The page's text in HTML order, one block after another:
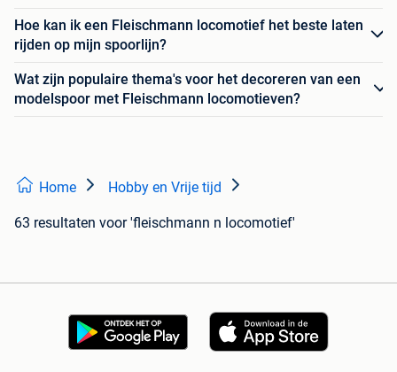
Hoe kan ik een Fleischmann locomotief het beste laten
rijden op mijn spoorlijn?
Wat zijn populaire thema's voor het decoreren van een
modelspoor met Fleischmann locomotieven?
Home Hobby en Vrije tijd
63 resultaten voor 'fleischmann n locomotief'